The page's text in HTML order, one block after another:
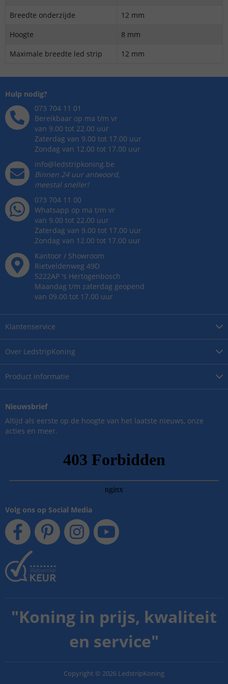
Breedte onderzijde
12 mm
Hoogte
8 mm
Maximale breedte led strip
12 mm
Over LedstripKoning
Product informatie
Klantenservice
Hulp nodig?
073 704 11 01
Bereikbaar op ma t/m vr
van 9.00 tot 22.00 uur
Zaterdag van 9.00 tot 17.00 uur
Zondag van 12.00 tot 17.00 uur
info@ledstripkoning.be
Binnen 24 uur antwoord,
meestal sneller!
073 704 11 00
Whatsapp op ma t/m vr
van 9.00 tot 22.00 uur
Zaterdag van 9.00 tot 17.00 uur
Zondag van 12.00 tot 17.00 uur
Kantoor / Showroom
Rietveldenweg 49D
5222AP 's Hertogenbosch
Maandag t/m zaterdag geopend
van 09.00 tot 17.00 uur
Nieuwsbrief
Altijd als eerste op de hoogte van het laatste nieuws, onze
acties en meer.
Volg ons op Social Media
"Koning in prijs, kwaliteit
en service"
Copyright © 2026 LedstripKoning